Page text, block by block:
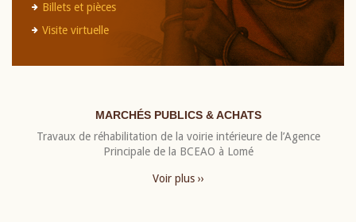
Billets et pièces
Visite virtuelle
MARCHÉS PUBLICS & ACHATS
Travaux de réhabilitation de la voirie intérieure de l’Agence
Principale de la BCEAO à Lomé
Voir plus ››